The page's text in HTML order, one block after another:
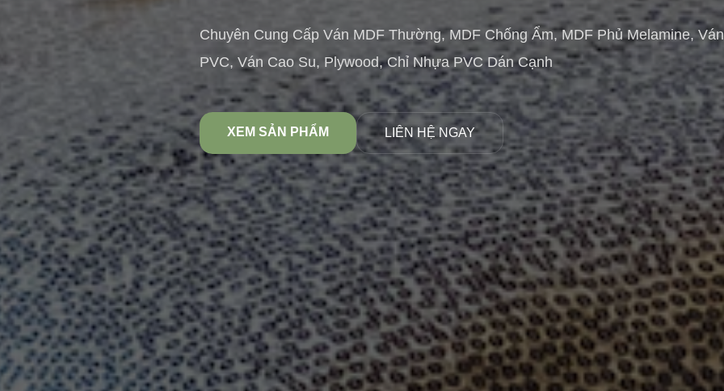
Chuyên Cung Cấp Ván MDF Thường, MDF Chống Ẩm, MDF Phủ Melamine,
PVC, Ván Cao Su, Plywood, Chỉ Nhựa PVC Dán Cạnh
XEM SẢN PHẨM LIÊN HỆ NGAY